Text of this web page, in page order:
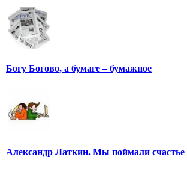
Богу Богово, а бумаге – бумажное
Александр Латкин. Мы поймали счастье